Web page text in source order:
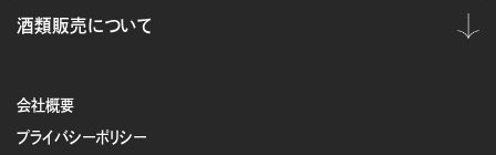
会社概要
プライバシーポリシー
酒類販売について